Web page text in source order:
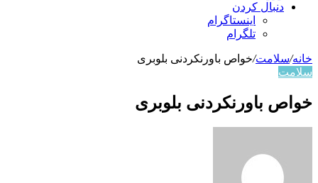
دنبال کردن
اینستاگرام
تلگرام
خانه/سلامت/خواص باورنکردنی بلوبری
سلامت
خواص باورنکردنی بلوبری